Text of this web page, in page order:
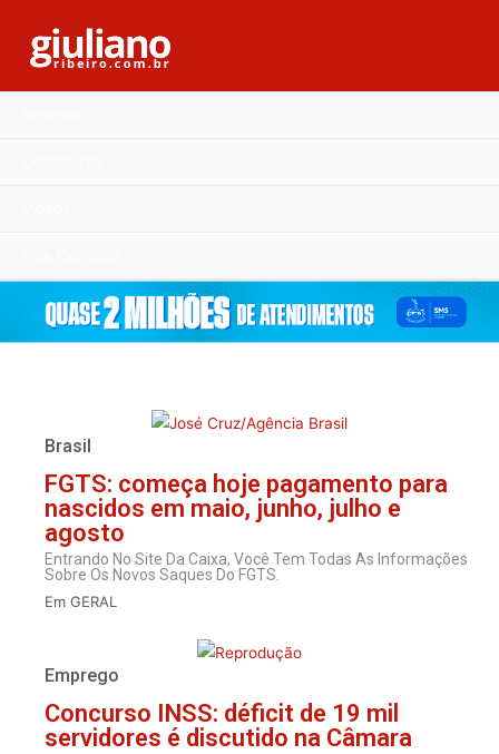
Brasil
FGTS: começa hoje pagamento para
nascidos em maio, junho, julho e
agosto
Entrando No Site Da Caixa, Você Tem Todas As Informações
Sobre Os Novos Saques Do FGTS.
Em GERAL
Emprego
Concurso INSS: déficit de 19 mil
servidores é discutido na Câmara